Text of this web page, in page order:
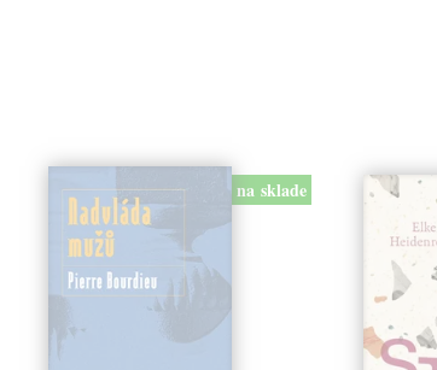
na sklade